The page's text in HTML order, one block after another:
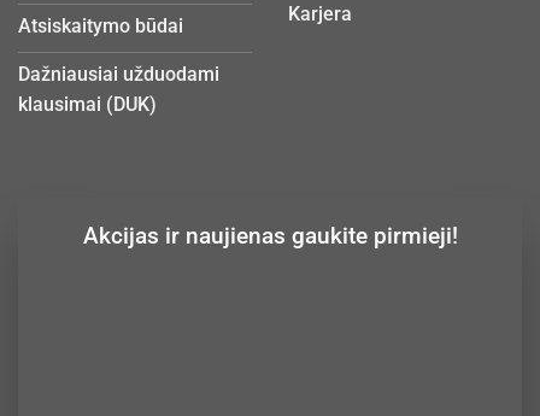
Atsiskaitymo būdai
Dažniausiai užduodami
klausimai (DUK)
Karjera
Akcijas ir naujienas gaukite pirmieji!